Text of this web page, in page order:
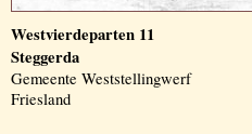
Westvierdeparten 11
Steggerda
Gemeente Weststellingwerf
Friesland